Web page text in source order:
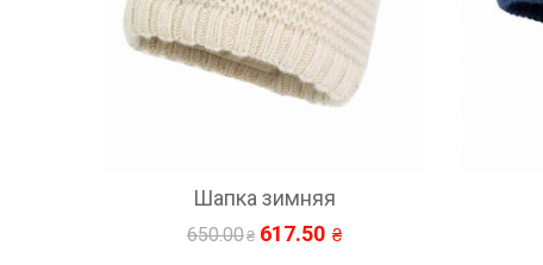
Шапка зимняя
650.00 617.50